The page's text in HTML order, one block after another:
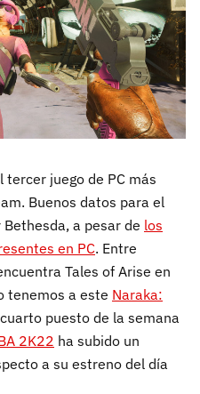
tercer juego de PC más
Buenos datos para el
a pesar de los
en PC. Entre
Tales of Arise en
tenemos a este Naraka:
puesto de la semana
2K22 ha subido un
a su estreno del día